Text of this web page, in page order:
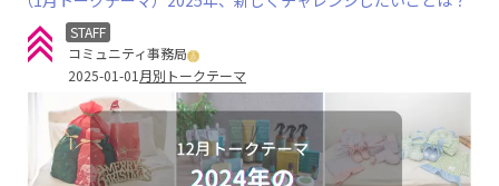
STAFF
コミュニティ事務局
2025-01-01 月別トークテーマ